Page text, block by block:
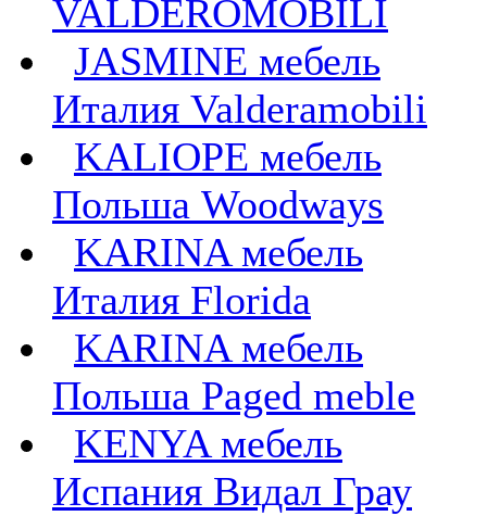
VALDEROMOBILI
JASMINE мебель
Италия Valderamobili
KALIOPE мебель
Польша Woodways
KARINA мебель
Италия Florida
KARINA мебель
Польша Paged meble
KENYA мебель
Испания Видал Грау